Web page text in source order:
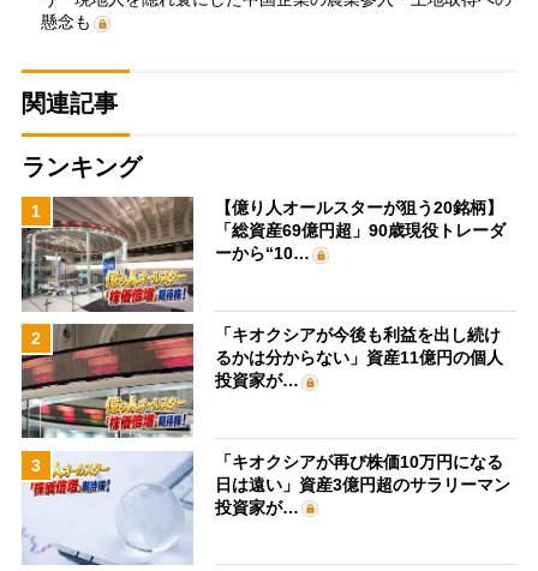
懸念も
関連記事
ランキング
1
【億り人オールスターが狙う20銘柄】
「総資産69億円超」90歳現役トレーダ
ーから“10…
2
「キオクシアが今後も利益を出し続け
るかは分からない」資産11億円の個人
投資家が…
3
「キオクシアが再び株価10万円になる
日は遠い」資産3億円超のサラリーマン
投資家が…